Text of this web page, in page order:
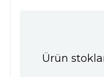
Ürün